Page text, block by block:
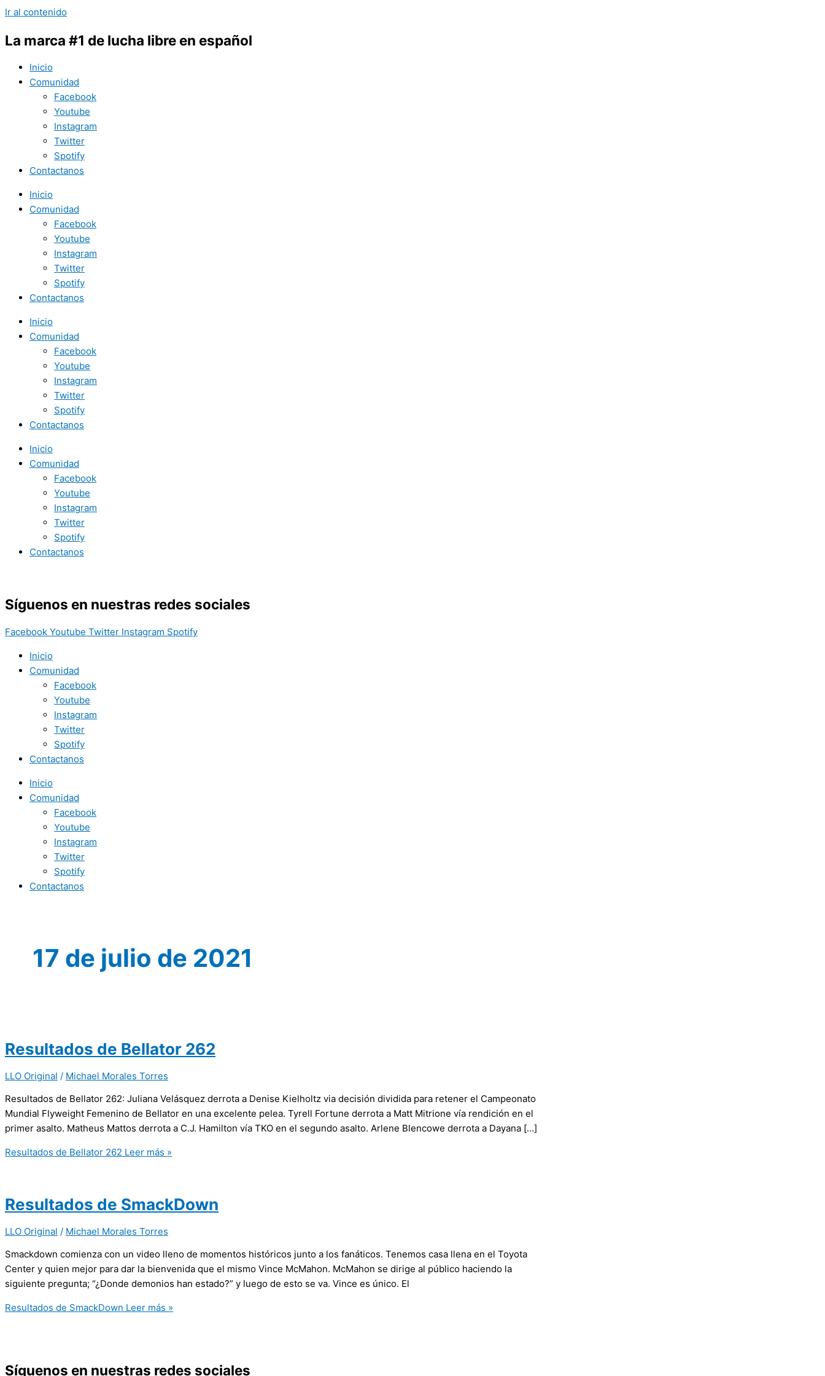
Ir al contenido
La marca #1 de lucha libre en español
Inicio
Comunidad
Facebook
Youtube
Instagram
Twitter
Spotify
Contactanos
Inicio
Comunidad
Facebook
Youtube
Instagram
Twitter
Spotify
Contactanos
Inicio
Comunidad
Facebook
Youtube
Instagram
Twitter
Spotify
Contactanos
Inicio
Comunidad
Facebook
Youtube
Instagram
Twitter
Spotify
Contactanos
Síguenos en nuestras redes sociales
Facebook Youtube Twitter Instagram Spotify
Inicio
Comunidad
Facebook
Youtube
Instagram
Twitter
Spotify
Contactanos
Inicio
Comunidad
Facebook
Youtube
Instagram
Twitter
Spotify
Contactanos
17 de julio de 2021
Resultados de Bellator 262
LLO Original / Michael Morales Torres
Resultados de Bellator 262: Juliana Velásquez derrota a Denise Kielholtz via decisión dividida para retener el Campeonato
Mundial Flyweight Femenino de Bellator en una excelente pelea. Tyrell Fortune derrota a Matt Mitrione vía rendición en el
primer asalto. Matheus Mattos derrota a C.J. Hamilton vía TKO en el segundo asalto. Arlene Blencowe derrota a Dayana […]
Resultados de Bellator 262 Leer más »
Resultados de SmackDown
LLO Original / Michael Morales Torres
Smackdown comienza con un video lleno de momentos históricos junto a los fanáticos. Tenemos casa llena en el Toyota
Center y quien mejor para dar la bienvenida que el mismo Vince McMahon. McMahon se dirige al público haciendo la
siguiente pregunta; “¿Donde demonios han estado?” y luego de esto se va. Vince es único. El
Resultados de SmackDown Leer más »
Síguenos en nuestras redes sociales